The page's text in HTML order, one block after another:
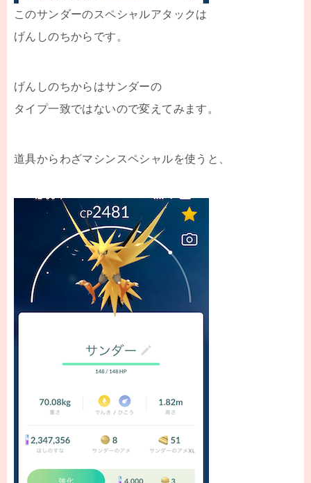
このサンダーのスペシャルアタックは
げんしのちからです。
げんしのちからはサンダーの
タイプ一致ではないので変えてみます。
道具からわざマシンスペシャルを使うと、